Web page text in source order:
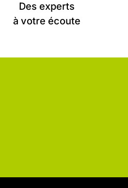
Des experts
à votre écoute